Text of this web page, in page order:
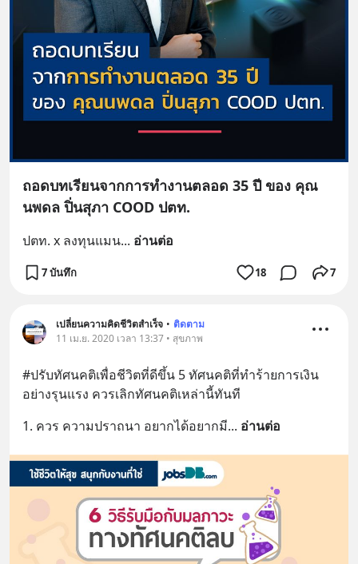
ถอดบทเรียนจากการทำงานตลอด 35 ปี ของ คุณ
นพดล ปิ่นสุภา COOD ปตท.
ปตท. x ลงทุนแมน... อ่านต่อ
7 บันทึก 18 7
เปลี่ยนความคิดชีวิตสำเร็จ • ติดตาม
11 เม.ย. 2020 เวลา 13:37 • สุขภาพ
#ปรับทัศนคติเพื่อชีวิตที่ดีขึ้น 5 ทัศนคติที่ทำร้ายการเงิน
อย่างรุนแรง ควรเลิกทัศนคติเหล่านี้ทันที
1. ควร ความปราถนา อยากได้อยากมี... อ่านต่อ